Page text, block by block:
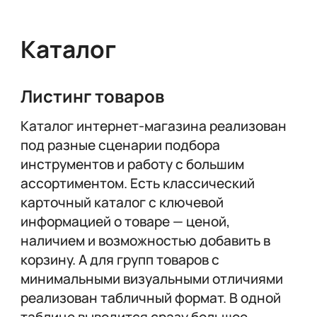
Каталог
Листинг товаров
Каталог интернет-магазина реализован
под разные сценарии подбора
инструментов и работу с большим
ассортиментом. Есть классический
карточный каталог с ключевой
информацией о товаре — ценой,
наличием и возможностью добавить в
корзину. А для групп товаров с
минимальными визуальными отличиями
реализован табличный формат. В одной